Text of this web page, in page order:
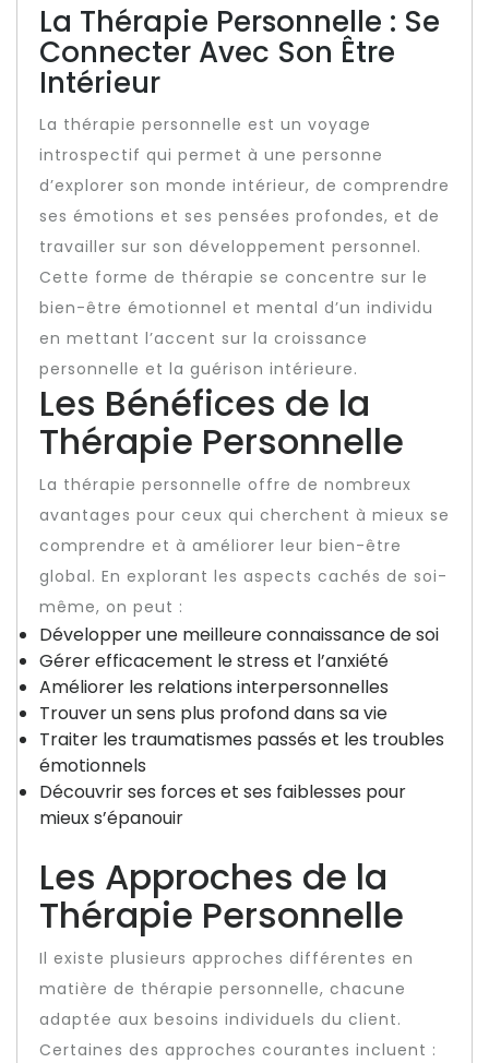
La Thérapie Personnelle : Se
Connecter Avec Son Être
Intérieur
La thérapie personnelle est un voyage
introspectif qui permet à une personne
d’explorer son monde intérieur, de comprendre
ses émotions et ses pensées profondes, et de
travailler sur son développement personnel.
Cette forme de thérapie se concentre sur le
bien-être émotionnel et mental d’un individu
en mettant l’accent sur la croissance
personnelle et la guérison intérieure.
Les Bénéfices de la
Thérapie Personnelle
La thérapie personnelle offre de nombreux
avantages pour ceux qui cherchent à mieux se
comprendre et à améliorer leur bien-être
global. En explorant les aspects cachés de soi-
même, on peut :
Développer une meilleure connaissance de soi
Gérer efficacement le stress et l’anxiété
Améliorer les relations interpersonnelles
Trouver un sens plus profond dans sa vie
Traiter les traumatismes passés et les troubles
émotionnels
Découvrir ses forces et ses faiblesses pour
mieux s’épanouir
Les Approches de la
Thérapie Personnelle
Il existe plusieurs approches différentes en
matière de thérapie personnelle, chacune
adaptée aux besoins individuels du client.
Certaines des approches courantes incluent :